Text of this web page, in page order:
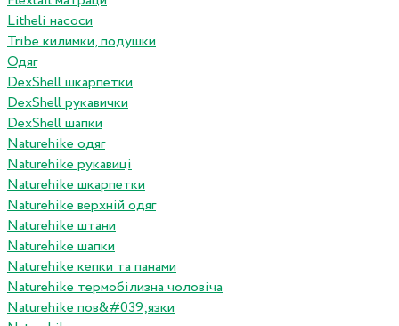
Litheli насоси
Tribe килимки, подушки
Одяг
DexShell шкарпетки
DexShell рукавички
DexShell шапки
Naturehike одяг
Naturehike рукавиці
Naturehike шкарпетки
Naturehike верхній одяг
Naturehike штани
Naturehike шапки
Naturehike кепки та панами
Naturehike термобілизна чоловіча
Naturehike пов&#039;язки